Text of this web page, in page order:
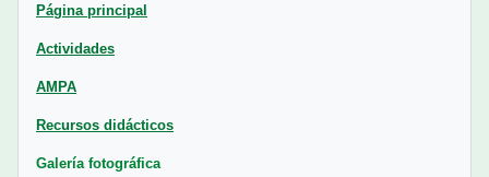
Página principal
Actividades
AMPA
Recursos didácticos
Galería fotográfica